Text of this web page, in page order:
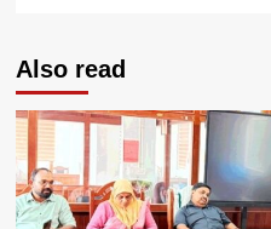
Also read